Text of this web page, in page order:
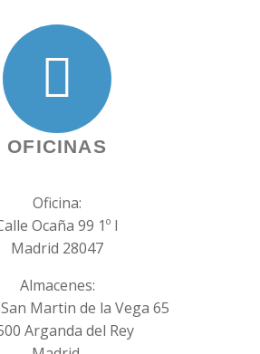
OFICINAS
Oficina:
Ocaña 99 1º I
Madrid 28047
Almacenes:
Martin de la Vega 65
Arganda del Rey